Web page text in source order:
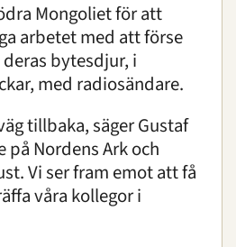
Mongoliet för att
arbetet med att förse
bytesdjur, i
med radiosändare.
tillbaka, säger Gustaf
på Nordens Ark och
Vi ser fram emot att få
våra kollegor i